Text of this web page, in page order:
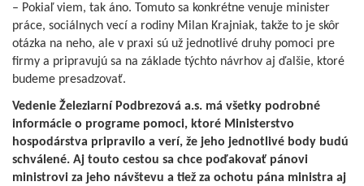
– Pokiaľ viem, tak áno. Tomuto sa konkrétne venuje minister
práce, sociálnych vecí a rodiny Milan Krajniak, takže to je skôr
otázka na neho, ale v praxi sú už jednotlivé druhy pomoci pre
firmy a pripravujú sa na základe týchto návrhov aj ďalšie, ktoré
budeme presadzovať.
Vedenie Železiarní Podbrezová a.s. má všetky podrobné
informácie o programe pomoci, ktoré Ministerstvo
hospodárstva pripravilo a verí, že jeho jednotlivé body budú
schválené. Aj touto cestou sa chce poďakovať pánovi
ministrovi za jeho návštevu a tiež za ochotu pána ministra aj